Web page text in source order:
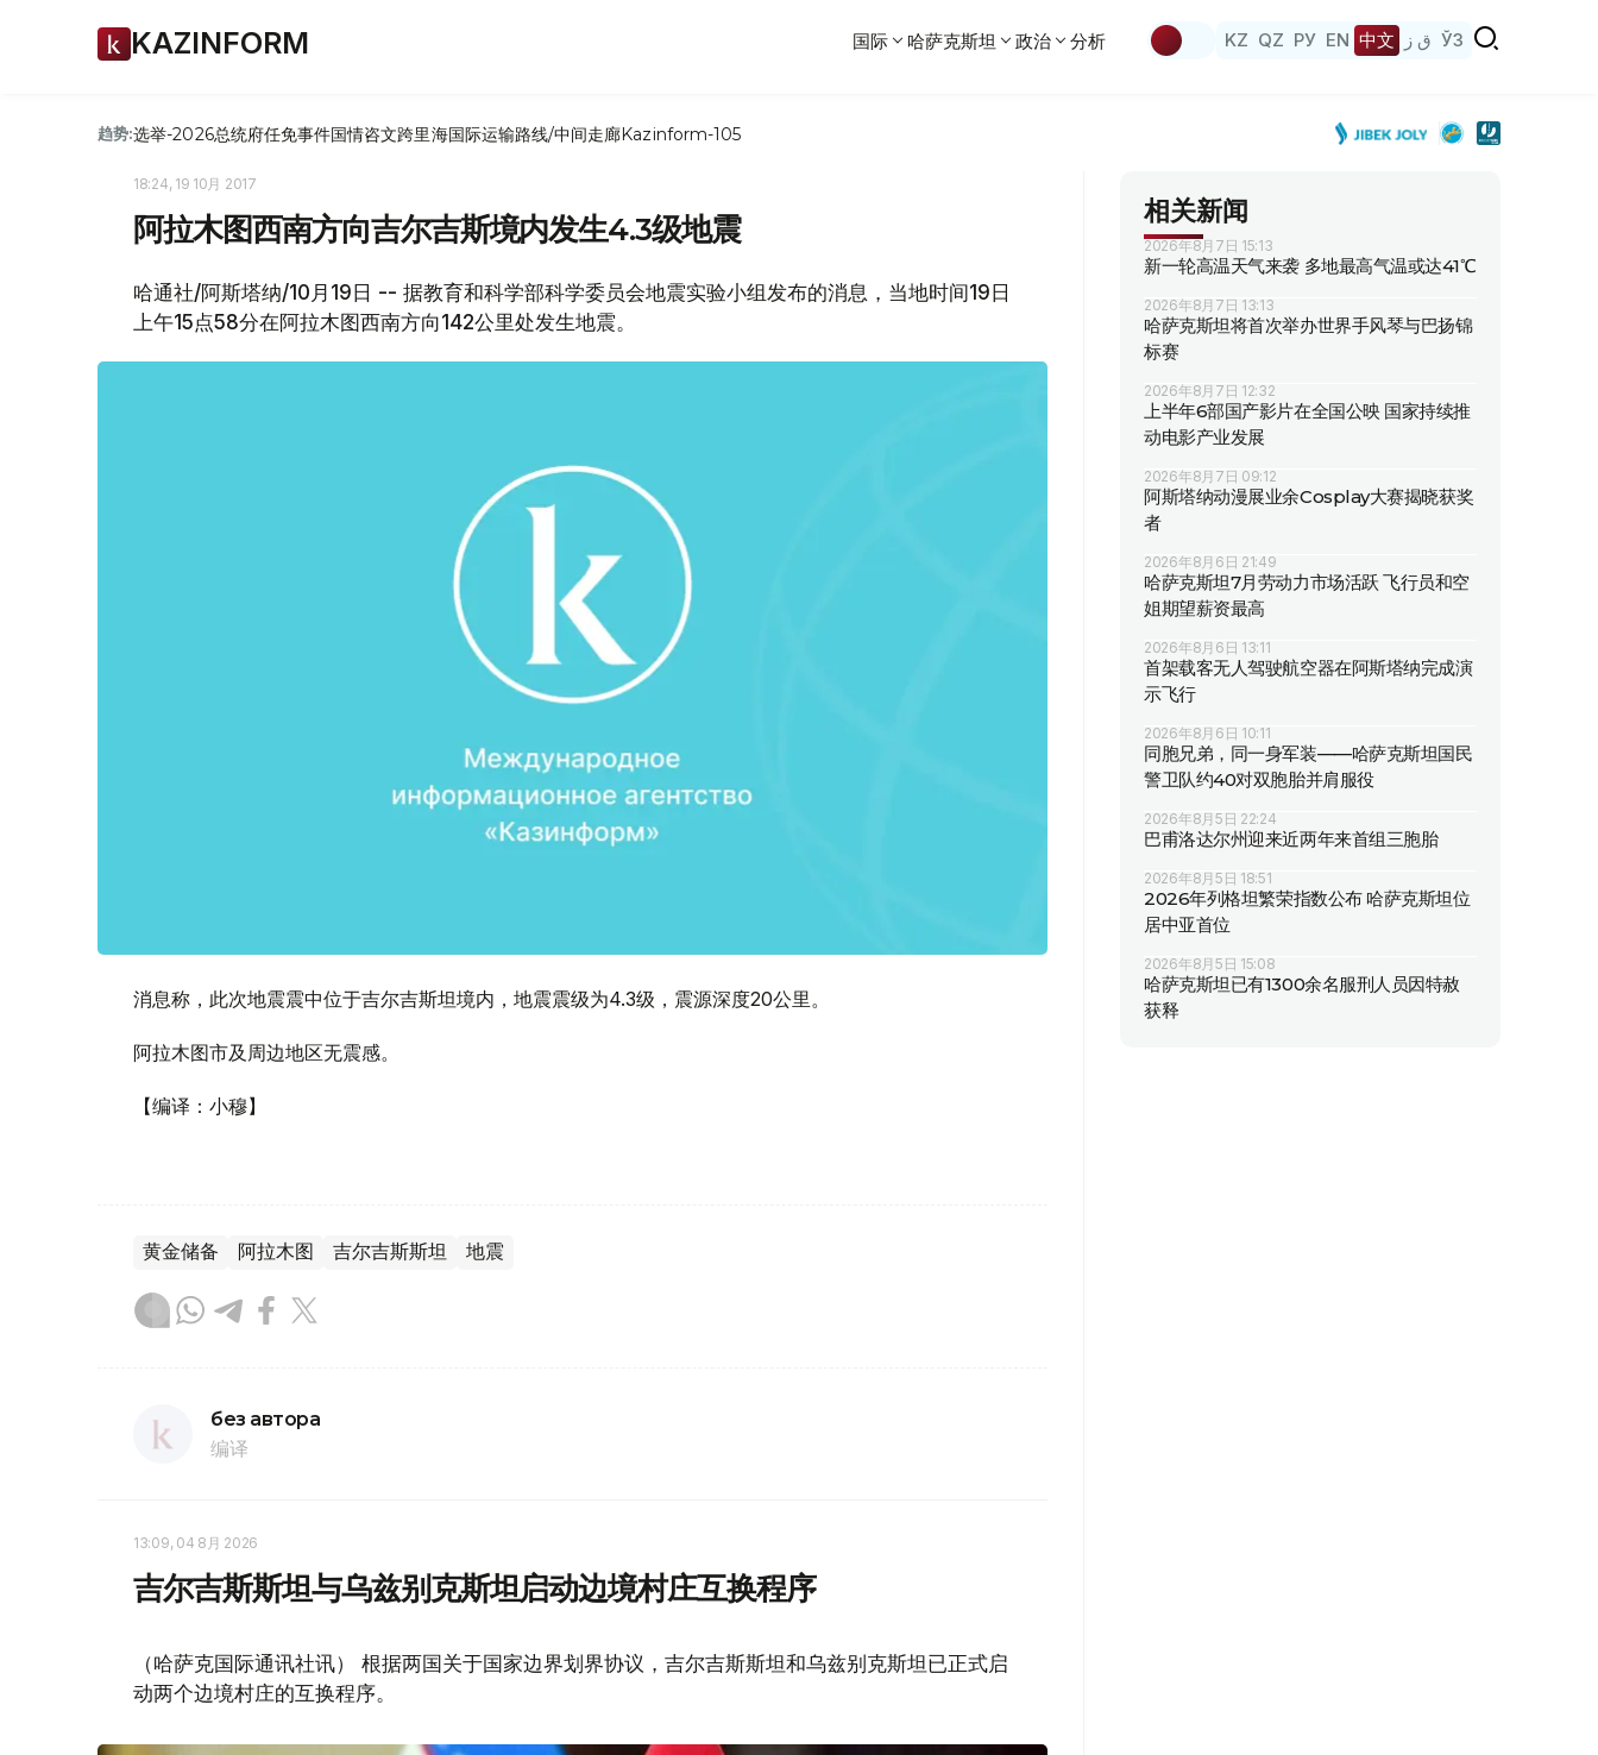
KAZINFORM 国际 哈萨克斯坦 政治 分析 KZ QZ РУ EN 中文 ق ز ЎЗ
趋势:选举-2026总统府任免事件国情咨文跨里海国际运输路线/中间走廊Kazinform-105
18:24, 19 10月 2017
阿拉木图西南方向吉尔吉斯境内发生4.3级地震
哈通社/阿斯塔纳/10月19日 -- 据教育和科学部科学委员会地震实验小组发布的消息，当地时间19日
上午15点58分在阿拉木图西南方向142公里处发生地震。
消息称，此次地震震中位于吉尔吉斯坦境内，地震震级为4.3级，震源深度20公里。
阿拉木图市及周边地区无震感。
【编译：小穆】
黄金储备 阿拉木图 吉尔吉斯斯坦 地震
без автора
编译
13:09, 04 8月 2026
吉尔吉斯斯坦与乌兹别克斯坦启动边境村庄互换程序
（哈萨克国际通讯社讯） 根据两国关于国家边界划界协议，吉尔吉斯斯坦和乌兹别克斯坦已正式启
动两个边境村庄的互换程序。
相关新闻
2026年8月7日 15:13
新一轮高温天气来袭 多地最高气温或达41℃
2026年8月7日 13:13
哈萨克斯坦将首次举办世界手风琴与巴扬锦
标赛
2026年8月7日 12:32
上半年6部国产影片在全国公映 国家持续推
动电影产业发展
2026年8月7日 09:12
阿斯塔纳动漫展业余Cosplay大赛揭晓获奖
者
2026年8月6日 21:49
哈萨克斯坦7月劳动力市场活跃 飞行员和空
姐期望薪资最高
2026年8月6日 13:11
首架载客无人驾驶航空器在阿斯塔纳完成演
示飞行
2026年8月6日 10:11
同胞兄弟，同一身军装——哈萨克斯坦国民
警卫队约40对双胞胎并肩服役
2026年8月5日 22:24
巴甫洛达尔州迎来近两年来首组三胞胎
2026年8月5日 18:51
2026年列格坦繁荣指数公布 哈萨克斯坦位
居中亚首位
2026年8月5日 15:08
哈萨克斯坦已有1300余名服刑人员因特赦
获释